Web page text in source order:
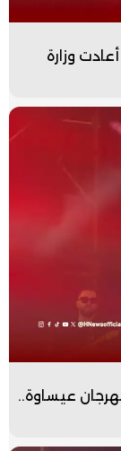
وزارة
عيساوة..